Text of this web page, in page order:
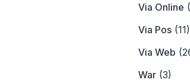
Via Online
Via Pos (11)
Via Web
War (3)